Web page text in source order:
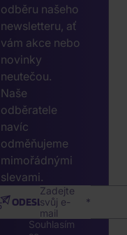
odběru našeho
newsletteru, ať
vám akce nebo
novinky
neutečou.
Naše
odběratele
navíc
odměňujeme
mimořádnými
slevami.
Zadejte
svůj e-
mail
ODESLAT
Souhlasím